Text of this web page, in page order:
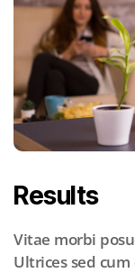
Results
Vitae morbi
Ultrices sed